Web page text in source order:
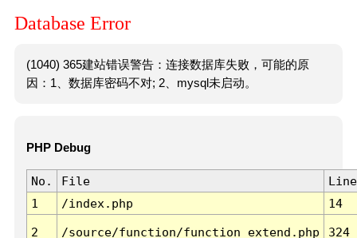
Database Error
(1040) 365建站错误警告：连接数据库失败，可能的原
因：1、数据库密码不对; 2、mysql未启动。
PHP Debug
No. File
Line
1
/index.php 14
2 /source/function/function_extend.php 324